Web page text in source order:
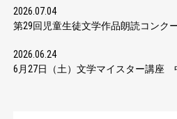
2026.07.04
第29回児童生徒文学作品朗読コン
2026.06.24
6月27日（土）文学マイスター講座